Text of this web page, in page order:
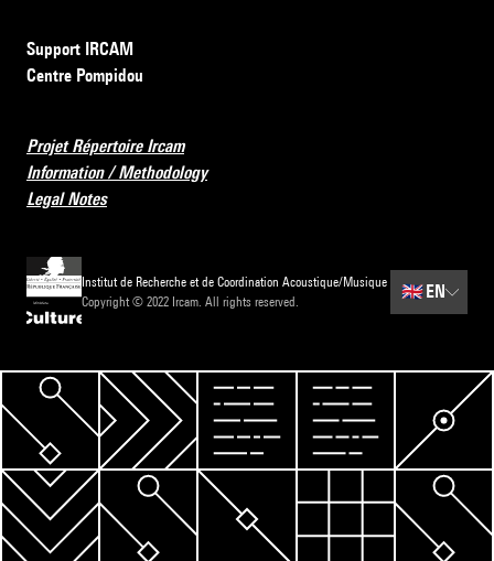
Support IRCAM
Centre Pompidou
Projet Répertoire Ircam
Information / Methodology
Legal Notes
Institut de Recherche et de Coordination Acoustique/Musique
Copyright © 2022 Ircam. All rights reserved.
🇬🇧 EN